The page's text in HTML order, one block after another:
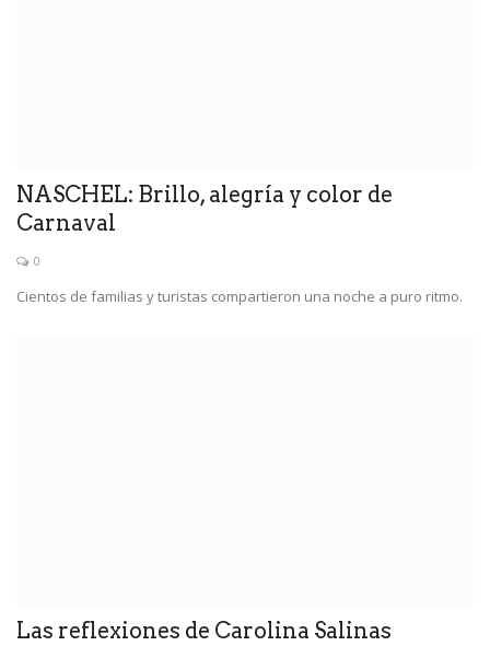
NASCHEL: Brillo, alegría y color de
Carnaval
0
Cientos de familias y turistas compartieron una noche a puro ritmo.
Las reflexiones de Carolina Salinas